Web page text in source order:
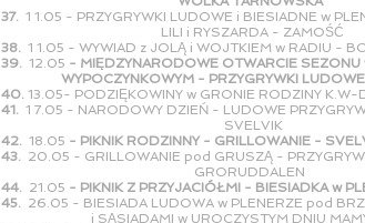
37. 1 1.05 - PRZYGRYWKI LUDOWE i BIESIADNE w
LILI i RYSZARDA - ZAMOŚĆ
38. 1 1.05 - WYWIAD z JOLĄ i WOJTKIEM w RADIU -
39. 12.05 - MIĘDZYNARODOWE OTWARCIE
WYPOCZYNKOWYM - PRZYGRYWKI LUDOWE i
40. 13.05- PODZIĘKOWINY w GRONIE RODZINY
41. 1 7.05 - NARODOWY DZIEŃ - LUDOWE
SVELVIK
42. 18.05 - PIKNIK RODZINNY - GRILLOWANIE -
43. 20.05 - GRILLOWANIE pod GRUSZĄ -
GRORUDDALEN
44. 21.05 - PIKNIK Z PRZYJACIÓŁMI - BIESIADKA w
45. 26.05 - BIESIADA LUDOWA w PLENERZE pod
i SĄSIADAMI w UROCZYSTYM DNIU MAMY